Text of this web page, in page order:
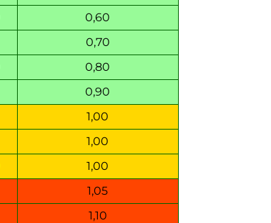
0,60
0,70
0,80
0,90
1,00
1,00
1,00
1,05
1,10